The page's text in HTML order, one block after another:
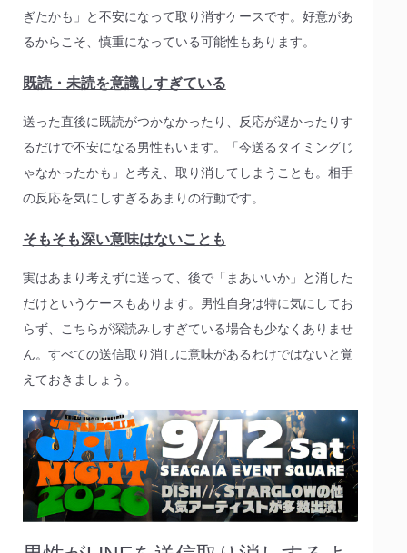
ぎたかも」と不安になって取り消すケースです。好意があ
るからこそ、慎重になっている可能性もあります。
既読・未読を意識しすぎている
送った直後に既読がつかなかったり、反応が遅かったりす
るだけで不安になる男性もいます。「今送るタイミングじ
ゃなかったかも」と考え、取り消してしまうことも。相手
の反応を気にしすぎるあまりの行動です。
そもそも深い意味はないことも
実はあまり考えずに送って、後で「まあいいか」と消した
だけというケースもあります。男性自身は特に気にしてお
らず、こちらが深読みしすぎている場合も少なくありませ
ん。すべての送信取り消しに意味があるわけではないと覚
えておきましょう。